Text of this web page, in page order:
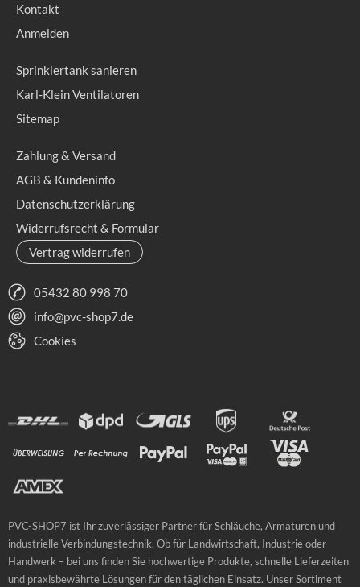
Kontakt
Anmelden
Sprinklertank sanieren
Karl-Klein Ventilatoren
Sitemap
Zahlung & Versand
AGB & Kundeninfo
Datenschutzerklärung
Widerrufsrecht & Formular
Vertrag widerrufen
05432 80 998 70
info@pvc-shop7.de
Cookies
PVC-SHOP7 ist Ihr zuverlässiger Partner für Schläuche, Armaturen und
industrielle Verbindungstechnik. Ob für Landwirtschaft, Industrie oder
Handwerk – bei uns finden Sie hochwertige Produkte, schnelle Lieferzeiten
und praxisbewährte Lösungen für den täglichen Einsatz. Unser Sortiment